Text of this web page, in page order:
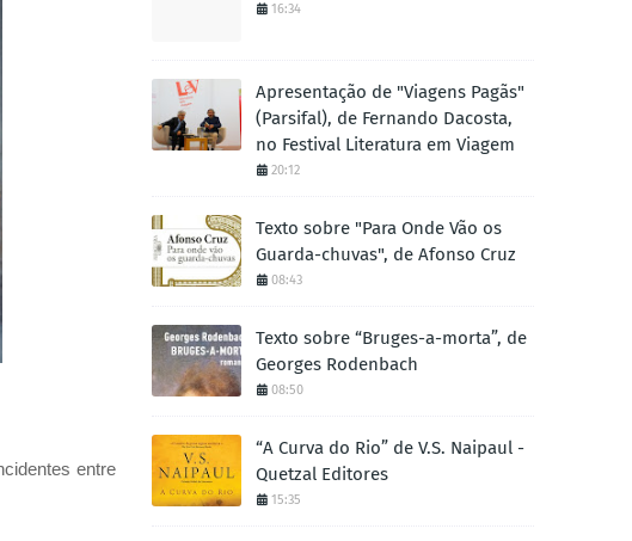
entre
16:34
Apresentação de "Viagens Pagãs"
(Parsifal), de Fernando Dacosta,
no Festival Literatura em Viagem
20:12
Texto sobre "Para Onde Vão os
Guarda-chuvas", de Afonso Cruz
08:43
Texto sobre “Bruges-a-morta”, de
Georges Rodenbach
08:50
“A Curva do Rio” de V.S. Naipaul -
Quetzal Editores
15:35